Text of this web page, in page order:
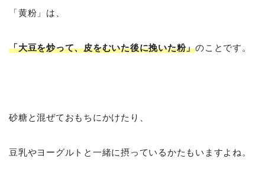
「黄粉」は、
「大豆を炒って、皮をむいた後に挽いた粉」のことです。
砂糖と混ぜておもちにかけたり、
豆乳やヨーグルトと一緒に摂っているかたもいますよね。